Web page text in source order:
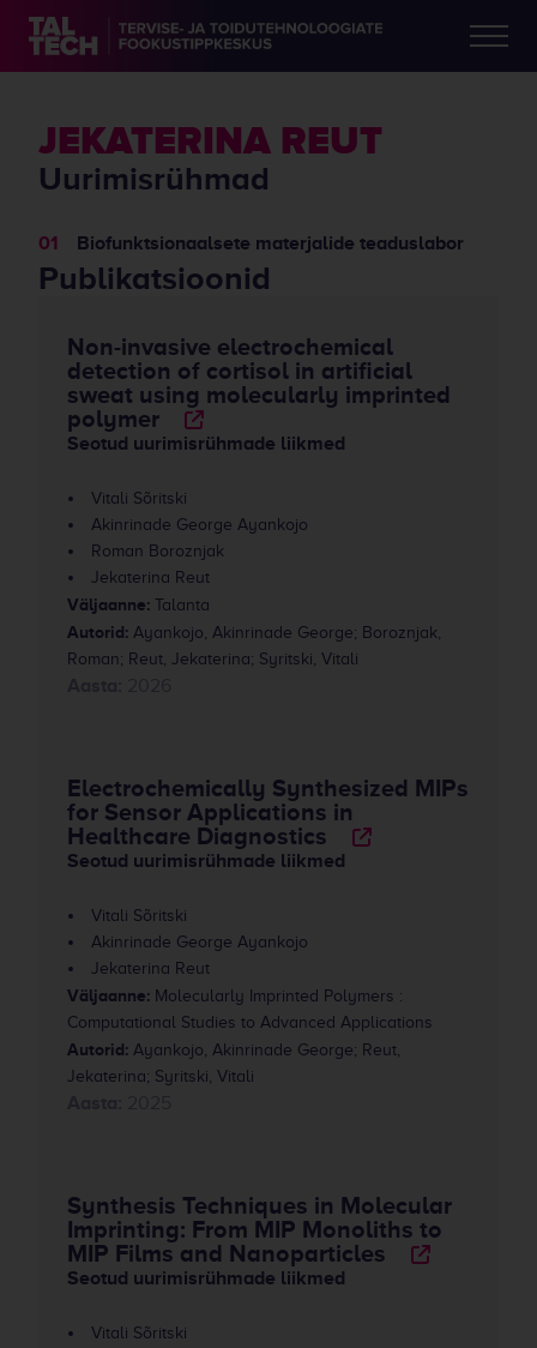
JEKATERINA REUT
Uurimisrühmad
Biofunktsionaalsete materjalide teaduslabor
Publikatsioonid
Non-invasive electrochemical
detection of cortisol in artificial
sweat using molecularly imprinted
polymer
Seotud uurimisrühmade liikmed
Vitali Sõritski
Akinrinade George Ayankojo
Roman Boroznjak
Jekaterina Reut
Väljaanne: Talanta
Autorid: Ayankojo, Akinrinade George; Boroznjak,
Roman; Reut, Jekaterina; Syritski, Vitali
Electrochemically Synthesized MIPs
for Sensor Applications in
Healthcare Diagnostics
Seotud uurimisrühmade liikmed
Vitali Sõritski
Akinrinade George Ayankojo
Jekaterina Reut
Väljaanne: Molecularly Imprinted Polymers :
Computational Studies to Advanced Applications
Autorid: Ayankojo, Akinrinade George; Reut,
Jekaterina; Syritski, Vitali
Synthesis Techniques in Molecular
Imprinting: From MIP Monoliths to
MIP Films and Nanoparticles
Seotud uurimisrühmade liikmed
Vitali Sõritski